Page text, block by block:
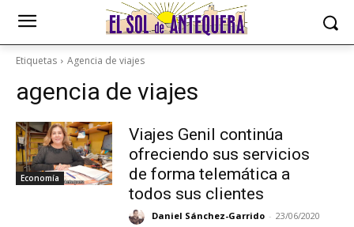
Etiquetas Agencia de viajes
agencia de viajes
Economía
Viajes Genil continúa
ofreciendo sus servicios
de forma telemática a
todos sus clientes
Daniel Sánchez-Garrido - 23/06/2020